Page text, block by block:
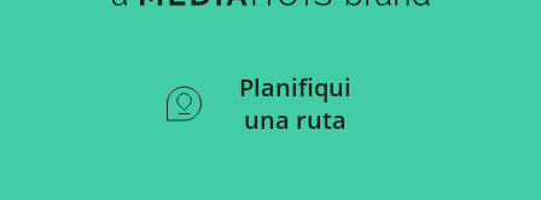
Planifiqui
una ruta